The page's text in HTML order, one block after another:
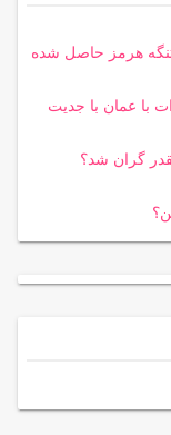
تنگه هرمز حاصل شده
با عمان با جدیت